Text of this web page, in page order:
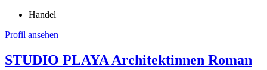
Handel
Profil ansehen
STUDIO PLAYA Architektinnen Roman